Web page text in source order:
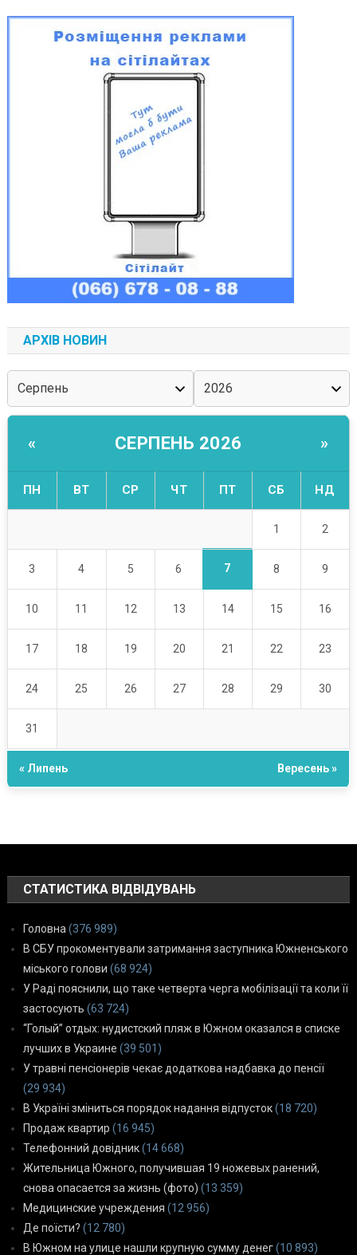
АРХІВ НОВИН
« СЕРПЕНЬ 2026 »
ПН ВТ СР ЧТ ПТ СБ НД
1 2
3 4 5 6 7 8 9
10 11 12 13 14 15 16
17 18 19 20 21 22 23
24 25 26 27 28 29 30
31
« Липень Вересень »
СТАТИСТИКА ВІДВІДУВАНЬ
Головна (376 989)
В СБУ прокоментували затримання заступника Южненського
міського голови (68 924)
У Раді пояснили, що таке четверта черга мобілізації та коли її
застосують (63 724)
“Голый” отдых: нудистский пляж в Южном оказался в списке
лучших в Украине (39 501)
У травні пенсіонерів чекає додаткова надбавка до пенсії
(29 934)
В Україні зміниться порядок надання відпусток(18 720)
Продаж квартир (16 945)
Телефонний довідник(14 668)
Жительница Южного, получившая 19 ножевых ранений,
снова опасается за жизнь (фото) (13 359)
Медицинские учреждения (12 956)
Де поїсти? (12 780)
В Южном на улице нашли крупную сумму денег(10 893)